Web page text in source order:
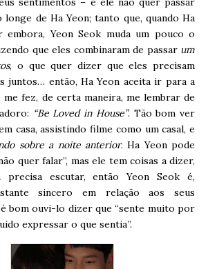
longe de Ha Yeon; tanto que, quando Ha
embora, Yeon Seok muda um pouco o
que eles combinaram de passar um
, o que quer dizer que eles precisam
juntos… então, Ha Yeon aceita ir para a
me fez, de certa maneira, me lembrar de
“Be Loved in House”. Tão bom ver
casa, assistindo filme como um casal, e
sobre a noite anterior. Ha Yeon pode
quer falar”, mas ele tem coisas a dizer,
precisa escutar, então Yeon Seok é,
sincero em relação aos seus
bom ouvi-lo dizer que “sente muito por
expressar o que sentia”.